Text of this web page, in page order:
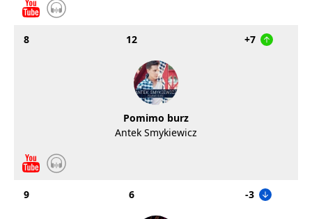
8 12 +7
Pomimo burz
Antek Smykiewicz
9 6 -3